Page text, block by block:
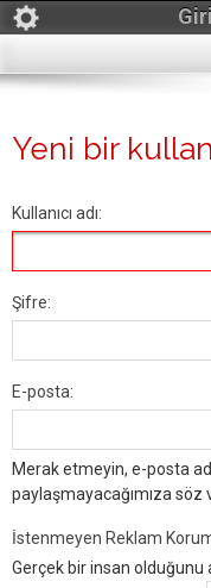
Yeni bir
Kullanıcı adı:
Şifre:
E-posta:
Merak etmeyin, e-posta
paylaşmayacağımıza söz
İstenmeyen Reklam
Gerçek bir insan olduğunu